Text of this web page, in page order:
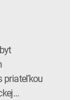
priateľkou